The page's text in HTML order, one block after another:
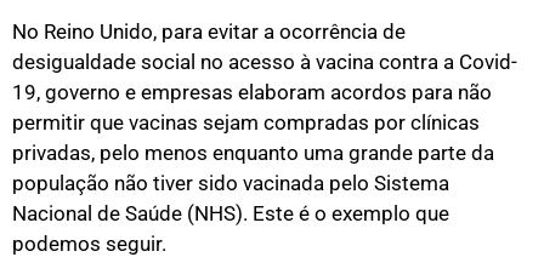
No Reino Unido, para evitar a ocorrência de
desigualdade social no acesso à vacina contra a Covid-
19, governo e empresas elaboram acordos para não
permitir que vacinas sejam compradas por clínicas
privadas, pelo menos enquanto uma grande parte da
população não tiver sido vacinada pelo Sistema
Nacional de Saúde (NHS). Este é o exemplo que
podemos seguir.